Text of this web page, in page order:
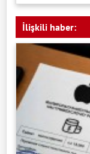
İlişkili haber: